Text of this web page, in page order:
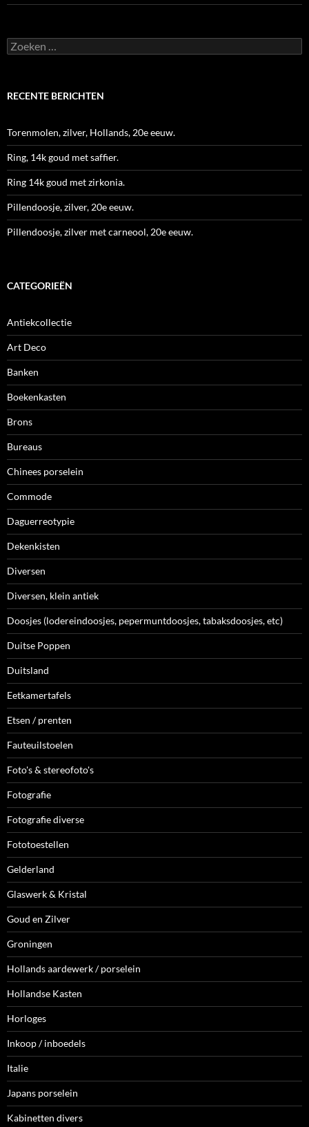
Zoeken
naar:
RECENTE BERICHTEN
Torenmolen, zilver, Hollands, 20e eeuw.
Ring, 14k goud met saffier.
Ring 14k goud met zirkonia.
Pillendoosje, zilver, 20e eeuw.
Pillendoosje, zilver met carneool, 20e eeuw.
CATEGORIEËN
Antiekcollectie
Art Deco
Banken
Boekenkasten
Brons
Bureaus
Chinees porselein
Commode
Daguerreotypie
Dekenkisten
Diversen
Diversen, klein antiek
Doosjes (lodereindoosjes, pepermuntdoosjes, tabaksdoosjes, etc)
Duitse Poppen
Duitsland
Eetkamertafels
Etsen / prenten
Fauteuilstoelen
Foto's & stereofoto's
Fotografie
Fotografie diverse
Fototoestellen
Gelderland
Glaswerk & Kristal
Goud en Zilver
Groningen
Hollands aardewerk / porselein
Hollandse Kasten
Horloges
Inkoop / inboedels
Italie
Japans porselein
Kabinetten divers